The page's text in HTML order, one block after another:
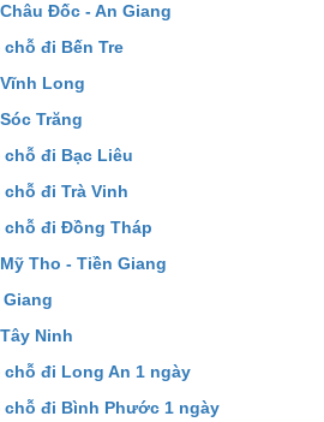
Đốc - An Giang
đi Bến Tre
Long
Trăng
đi Bạc Liêu
đi Trà Vinh
chỗ đi Đồng Tháp
Tho - Tiền Giang
Ninh
đi Long An 1 ngày
đi Bình Phước 1 ngày